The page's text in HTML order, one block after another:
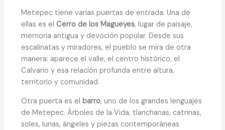
Metepec tiene varias puertas de entrada. Una de
ellas es elCerro de los Magueyes, lugar de paisaje,
memoria antigua y devoción popular. Desde sus
escalinatas y miradores, el pueblo se mira de otra
manera: aparece el valle, el centro histórico, el
Calvario y esa relación profunda entre altura,
territorio y comunidad.
Otra puerta es el barro, uno de los grandes lenguajes
de Metepec. Árboles de la Vida, tlanchanas, catrinas,
soles, lunas, ángeles y piezas contemporáneas